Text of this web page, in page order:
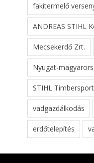
fakitermelő
ANDREAS STIHL
Mecsekerdő Zrt.
Nyugat-
STIHL
vadgazdálkodás
erdőtelepítés